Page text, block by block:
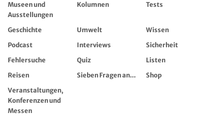
Museen und
Ausstellungen
Kolumnen Tests
Geschichte Umwelt
Wissen
Podcast
Interviews
Sicherheit
Fehlersuche
Quiz
Listen
Reisen
Sieben Fragen an...
Shop
Veranstaltungen,
Konferenzen und
Messen